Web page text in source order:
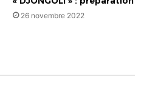
26 novembre 2022